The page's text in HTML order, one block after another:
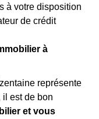
à votre disposition
de crédit
à
représente
il est de bon
et vous